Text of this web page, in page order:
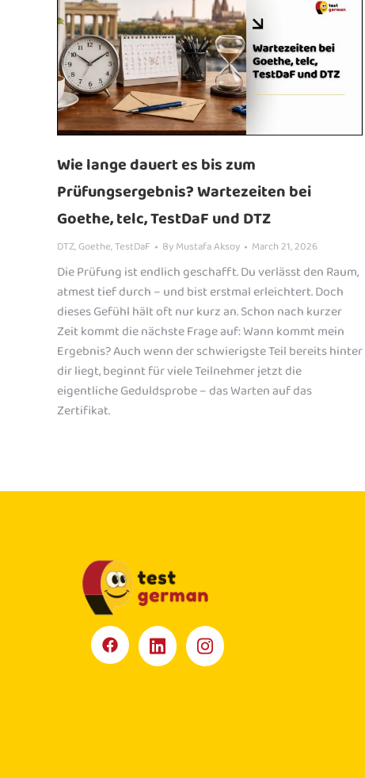
Wie lange dauert es bis zum
Prüfungsergebnis? Wartezeiten bei
Goethe, telc, TestDaF und DTZ
DTZ,Goethe,TestDaF ByMustafa Aksoy March 21, 2026
Die Prüfung ist endlich geschafft. Du verlässt den Raum,
atmest tief durch – und bist erstmal erleichtert. Doch
dieses Gefühl hält oft nur kurz an. Schon nach kurzer
Zeit kommt die nächste Frage auf: Wann kommt mein
Ergebnis? Auch wenn der schwierigste Teil bereits hinter
dir liegt, beginnt für viele Teilnehmer jetzt die
eigentliche Geduldsprobe – das Warten auf das
Zertifikat.